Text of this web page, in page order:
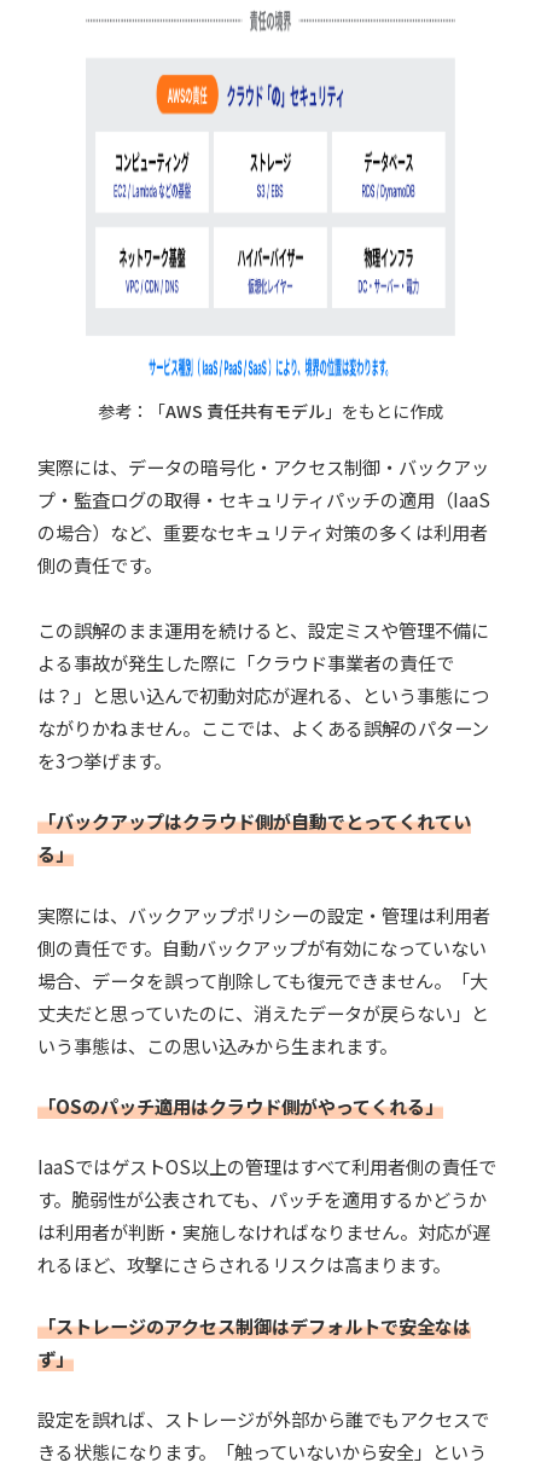
参考：「AWS 責任共有モデル 」をもとに作成
実際には、データの暗号化・アクセス制御・バックアッ
プ・監査ログの取得・セキュリティパッチの適用（IaaS
の場合）など、重要なセキュリティ対策の多くは利用者
側の責任です。
この誤解のまま運用を続けると、設定ミスや管理不備に
よる事故が発生した際に「クラウド事業者の責任で
は？」と思い込んで初動対応が遅れる、という事態につ
ながりかねません。ここでは、よくある誤解のパターン
を3つ挙げます。
「バックアップはクラウド側が自動でとってくれてい
る」
実際には、バックアップポリシーの設定・管理は利用者
側の責任です。自動バックアップが有効になっていない
場合、データを誤って削除しても復元できません。「大
丈夫だと思っていたのに、消えたデータが戻らない」と
いう事態は、この思い込みから生まれます。
「OSのパッチ適用はクラウド側がやってくれる」
IaaSではゲストOS以上の管理はすべて利用者側の責任で
す。脆弱性が公表されても、パッチを適用するかどうか
は利用者が判断・実施しなければなりません。対応が遅
れるほど、攻撃にさらされるリスクは高まります。
「ストレージのアクセス制御はデフォルトで安全なは
ず」
設定を誤れば、ストレージが外部から誰でもアクセスで
きる状態になります。「触っていないから安全」という